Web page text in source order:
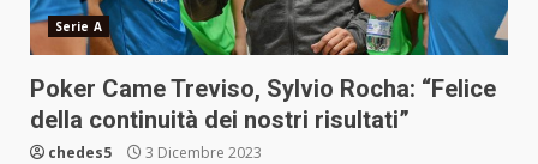
Serie A
Poker Came Treviso, Sylvio Rocha: “Felice
della continuità dei nostri risultati”
chedes5 3 Dicembre 2023